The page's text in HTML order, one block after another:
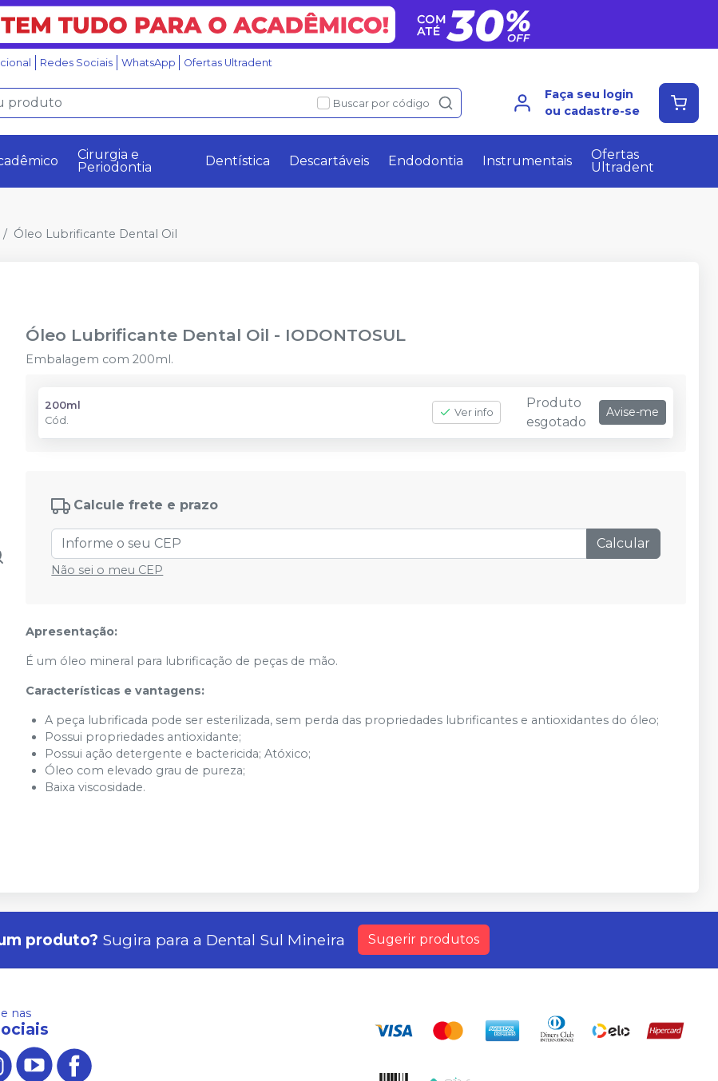
Redes Sociais WhatsApp Ofertas Ultradent
Buscar por código
Faça seu login
ou cadastre-se
Cirurgia e
Periodontia
Dentística Descartáveis Endodontia Instrumentais
Ofertas
Ultradent
Óleo Lubrificante Dental Oil
Óleo Lubrificante Dental Oil - IODONTOSUL
Embalagem com 200ml.
200ml
Cód.
Ver info
Produto
esgotado
Avise-me
Calcule frete e prazo
Calcular
Não sei o meu CEP
Apresentação:
É um óleo mineral para lubrificação de peças de mão.
Características e vantagens:
A peça lubrificada pode ser esterilizada, sem perda das propriedades lubrificantes e antioxidantes do óleo;
Possui propriedades antioxidante;
Possui ação detergente e bactericida; Atóxico;
Óleo com elevado grau de pureza;
Baixa viscosidade.
produto? Sugira para a Dental Sul Mineira Sugerir produtos
nas